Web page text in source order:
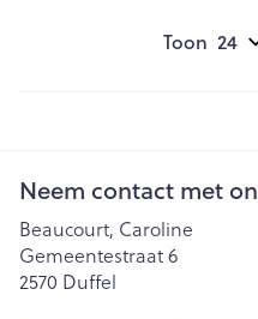
Toon
Neem contact met
Beaucourt, Caroline
Gemeentestraat 6
2570 Duffel